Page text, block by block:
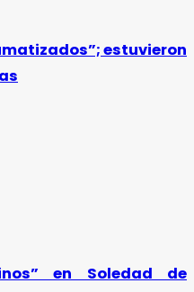
estuvieron
en Soledad de